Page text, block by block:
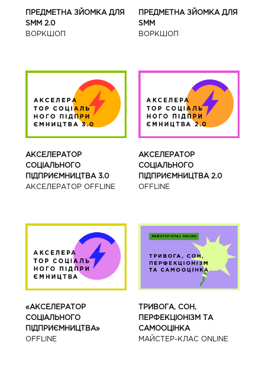
ПРЕДМЕТНА ЗЙОМКА ДЛЯ
SMM 2.0
ВОРКШОП
ПРЕДМЕТНА ЗЙОМКА ДЛЯ
SMM
ВОРКШОП
АКСЕЛЕРАТОР
СОЦІАЛЬНОГО
ПІДПРИЄМНИЦТВА 3.0
АКСЕЛЕРАТОР OFFLINE
АКСЕЛЕРАТОР
СОЦІАЛЬНОГО
ПІДПРИЄМНИЦТВА 2.0
OFFLINE
«АКСЕЛЕРАТОР
СОЦІАЛЬНОГО
ПІДПРИЄМНИЦТВА»
OFFLINE
ТРИВОГА, СОН,
ПЕРФЕКЦІОНІЗМ ТА
САМООЦІНКА
МАЙСТЕР-КЛАС ONLINE